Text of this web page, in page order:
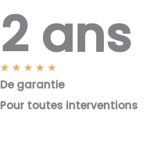
2 ans
★ ★ ★ ★ ★
o
De garantie
Pour toutes interventions